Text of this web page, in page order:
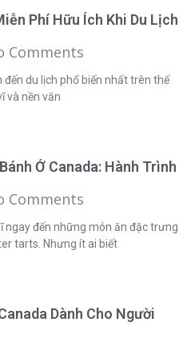
Phí Hữu Ích Khi Du Lịch
Comments
du lịch phổ biến nhất trên thế
và nền văn
Ở Canada: Hành Trình
Comments
ngay đến những món ăn đặc trưng
tarts. Nhưng ít ai biết
Dành Cho Người